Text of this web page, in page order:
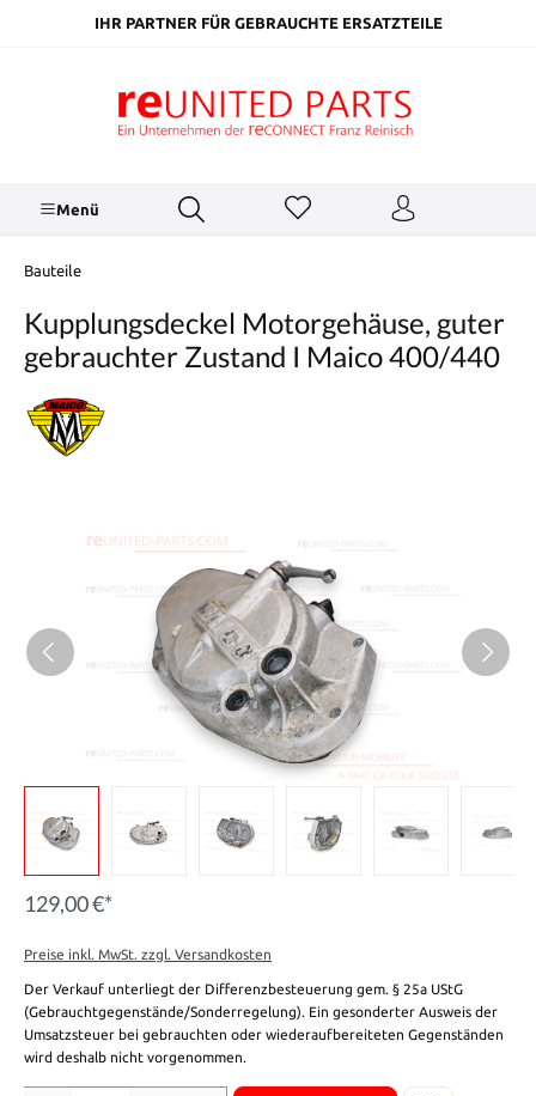
springenIHR PARTNER FÜR GEBRAUCHTE ERSATZTEILE
Menü
Bauteile
Kupplungsdeckel Motorgehäuse, guter
gebrauchter Zustand I Maico 400/440
129,00 €*
Preise inkl. MwSt. zzgl. Versandkosten
Der Verkauf unterliegt der Differenzbesteuerung gem. § 25a UStG
(Gebrauchtgegenstände/Sonderregelung). Ein gesonderter Ausweis der
Umsatzsteuer bei gebrauchten oder wiederaufbereiteten Gegenständen
wird deshalb nicht vorgenommen.